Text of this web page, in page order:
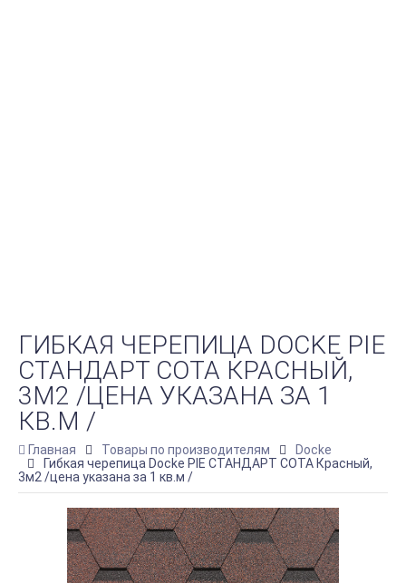
ГИБКАЯ ЧЕРЕПИЦА DOCKE PIE
СТАНДАРТ СОТА КРАСНЫЙ,
3М2 /ЦЕНА УКАЗАНА ЗА 1
КВ.М /
Главная Товары по производителям
Docke
Гибкая черепица Docke PIE СТАНДАРТ СОТА Красный,
3м2 /цена указана за 1 кв.м /